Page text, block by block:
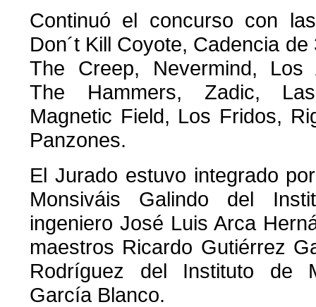
Continuó el concurso con
Don´t Kill Coyote, Cadencia
The Creep, Nevermind, Los
The Hammers, Zadic,
Magnetic Field, Los Fridos,
Panzones.
El Jurado estuvo integrado
Monsiváis Galindo del
ingeniero José Luis Arca
maestros Ricardo Gutiérrez
Rodríguez del Instituto de
García Blanco.